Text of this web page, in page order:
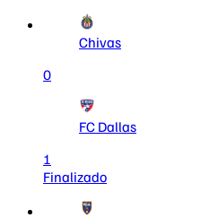
Chivas
0
FC Dallas
1
Finalizado